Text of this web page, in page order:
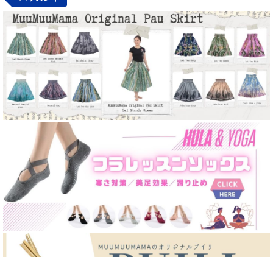
フラTシャツ各種
パウスカート
タヒチアンパレオ類
ハワイアン レイ 各種
ヘアクリップ&アクセサリー
ファブリック（生地）
フラ楽器
ステージコスチューム
舞台用化粧品
バッグ各種
カジュアルウェア
カジュアルステージ衣装
ハワイアンウェディング参列用
ハワイアンブランド
ゆったり派商品